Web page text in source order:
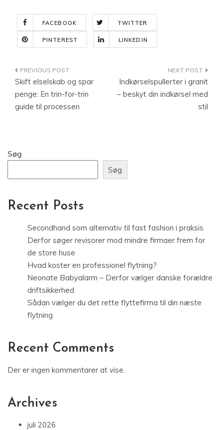
FACEBOOK TWITTER
PINTEREST LINKEDIN
Indlægsnavigation
Skift elselskab og spar
penge: En trin-for-trin
guide til processen
Indkørselspullerter i granit
– beskyt din indkørsel med
stil
Søg
Søg
Recent Posts
Secondhand som alternativ til fast fashion i praksis
Derfor søger revisorer mod mindre firmaer frem for
de store huse
Hvad koster en professionel flytning?
Neonate Babyalarm – Derfor vælger danske forældre
driftsikkerhed
Sådan vælger du det rette flyttefirma til din næste
flytning
Recent Comments
Der er ingen kommentarer at vise.
Archives
juli 2026